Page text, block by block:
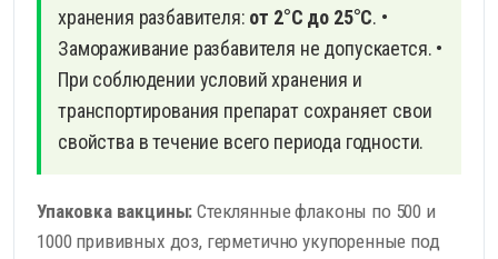
хранения разбавителя: от 2°С до 25°С. •
Замораживание разбавителя не допускается. •
При соблюдении условий хранения и
транспортирования препарат сохраняет свои
свойства в течение всего периода годности.
Упаковка вакцины: Стеклянные флаконы по 500 и
1000 прививных доз, герметично укупоренные под